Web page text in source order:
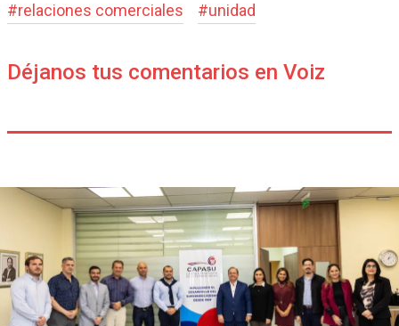
#relaciones comerciales #unidad
Déjanos tus comentarios en Voiz